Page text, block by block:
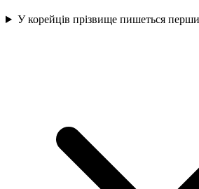
У корейців прізвище пишеться